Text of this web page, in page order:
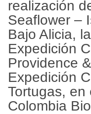
realización
Seaflower –
Bajo Alicia,
Expedición
Providence
Expedición
Tortugas, en
Colombia